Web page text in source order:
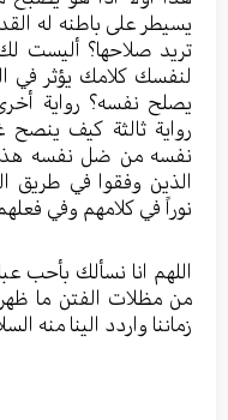
يسيطر على باطنه له
تريد صلاحها؟ أليست
لنفسك كلامك يؤثر في
يصلح نفسه؟ رواية
رواية ثالثة كيف
نفسه من ضل نفسه هذا
الذين وفقوا في طريق
نوراً في كلامهم وفي
اللهم انا نسألك بأحب
من مظلات الفتن ما ظهر
زماننا واردد الينا منه